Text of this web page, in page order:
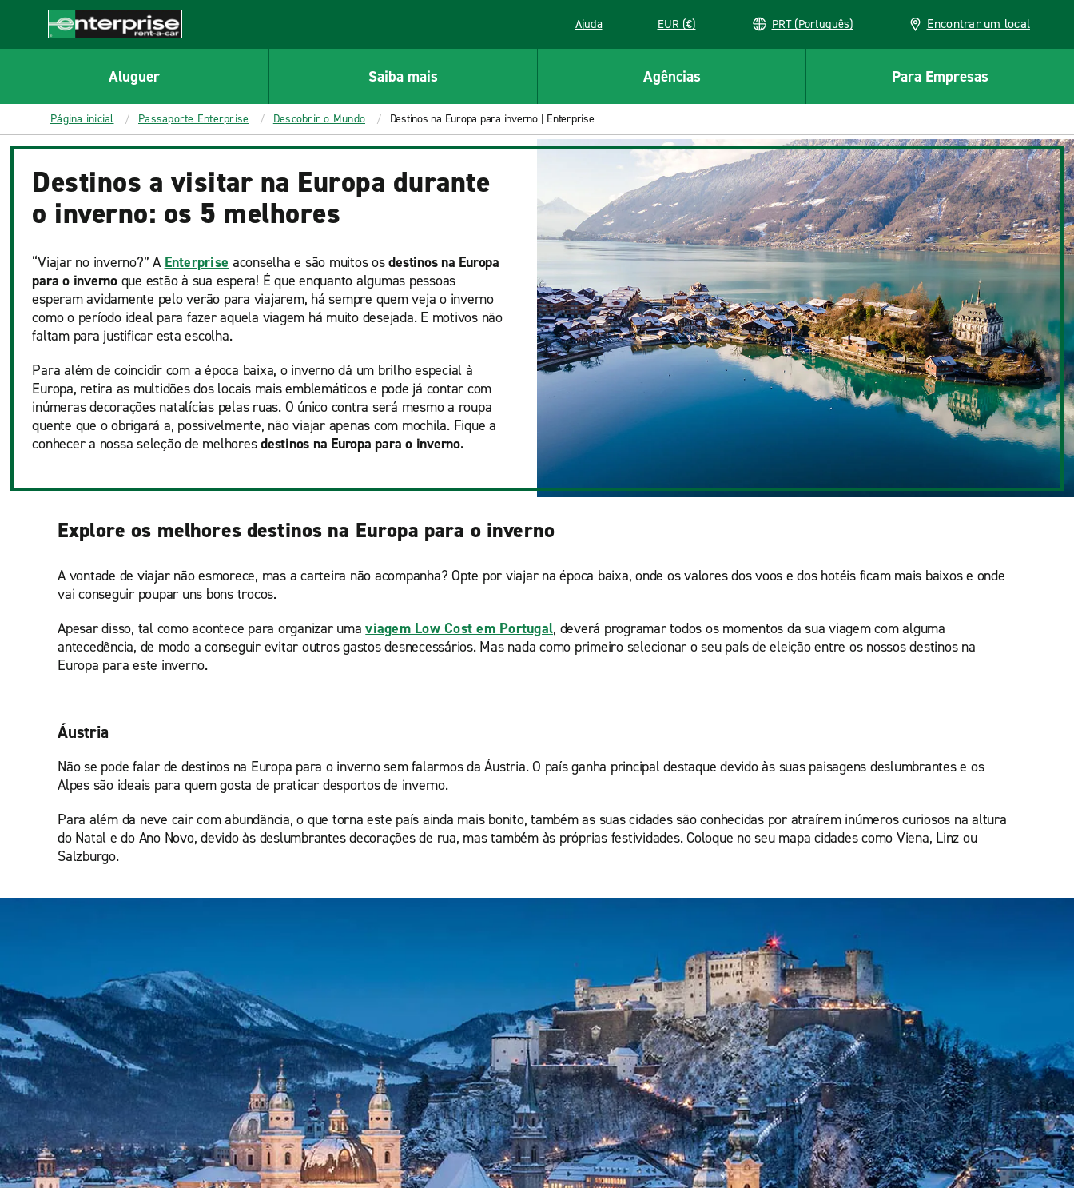
CONTENT
Enterprise
Ajuda EUR (€) PRT (Português) Encontrar um local
Aluguer Saiba mais Agências Para Empresas
Página inicial Passaporte Enterprise Descobrir o Mundo Destinos na Europa para inverno | Enterprise
Destinos a visitar na Europa durante
o inverno: os 5 melhores
“Viajar no inverno?” A Enterprise aconselha e são muitos osdestinos na Europa
para o invernoque estão à sua espera! É que enquanto algumas pessoas
esperam avidamente pelo verão para viajarem, há sempre quem veja o inverno
como o período ideal para fazer aquela viagem há muito desejada. E motivos não
faltam para justificar esta escolha.
Para além de coincidir com a época baixa, o inverno dá um brilho especial à
Europa, retira as multidões dos locais mais emblemáticos e pode já contar com
inúmeras decorações natalícias pelas ruas. O único contra será mesmo a roupa
quente que o obrigará a, possivelmente, não viajar apenas com mochila. Fique a
conhecer a nossa seleção de melhoresdestinos na Europa para o inverno.
Explore os melhores destinos na Europa para o inverno
A vontade de viajar não esmorece, mas a carteira não acompanha? Opte por viajar na época baixa, onde os valores dos voos e dos hotéis ficam mais baixos e onde
vai conseguir poupar uns bons trocos.
Apesar disso, tal como acontece para organizar umaviagem Low Cost em Portugal, deverá programar todos os momentos da sua viagem com alguma
antecedência, de modo a conseguir evitar outros gastos desnecessários. Mas nada como primeiro selecionar o seu país de eleição entre os nossos destinos na
Europa para este inverno.
Áustria
Não se pode falar de destinos na Europa para o inverno sem falarmos da Áustria. O país ganha principal destaque devido às suas paisagens deslumbrantes e os
Alpes são ideais para quem gosta de praticar desportos de inverno.
Para além da neve cair com abundância, o que torna este país ainda mais bonito, também as suas cidades são conhecidas por atraírem inúmeros curiosos na altura
do Natal e do Ano Novo, devido às deslumbrantes decorações de rua, mas também às próprias festividades. Coloque no seu mapa cidades como Viena, Linz ou
Salzburgo.